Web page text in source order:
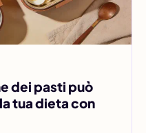
dei pasti può
tua dieta con